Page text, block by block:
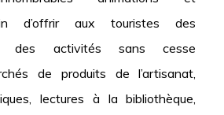
d’offrir aux touristes des
des activités sans cesse
de produits de l’artisanat,
lectures à la bibliothèque,